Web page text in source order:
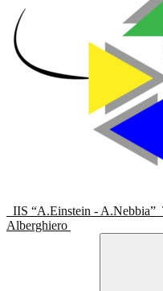
IIS “A.Einstein - A.Nebbia”
Alberghiero